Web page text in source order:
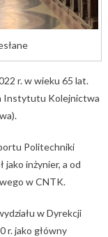
r. w wieku 65 lat.
Instytutu Kolejnictwa
Politechniki
jako inżynier, a od
w CNTK.
w Dyrekcji
r. jako główny